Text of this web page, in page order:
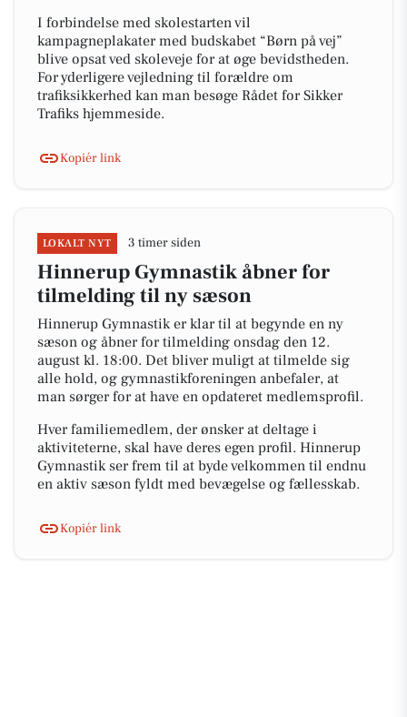
I forbindelse med skolestarten vil
kampagneplakater med budskabet “Børn på vej”
blive opsat ved skoleveje for at øge bevidstheden.
For yderligere vejledning til forældre om
trafiksikkerhed kan man besøge Rådet for Sikker
Trafiks hjemmeside.
Kopiér link
LOKALT NYT 3 timer siden
Hinnerup Gymnastik åbner for
tilmelding til ny sæson
Hinnerup Gymnastik er klar til at begynde en ny
sæson og åbner for tilmelding onsdag den 12.
august kl. 18:00. Det bliver muligt at tilmelde sig
alle hold, og gymnastikforeningen anbefaler, at
man sørger for at have en opdateret medlemsprofil.
Hver familiemedlem, der ønsker at deltage i
aktiviteterne, skal have deres egen profil. Hinnerup
Gymnastik ser frem til at byde velkommen til endnu
en aktiv sæson fyldt med bevægelse og fællesskab.
Kopiér link